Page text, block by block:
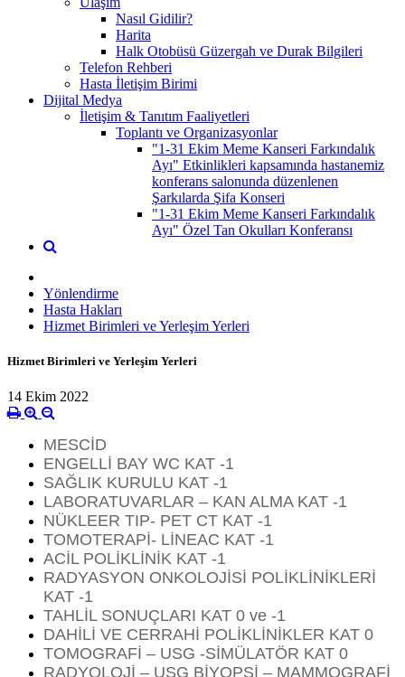
Nasıl Gidilir?
Harita
Halk Otobüsü Güzergah ve Durak Bilgileri
Telefon Rehberi
Hasta İletişim Birimi
Dijital Medya
İletişim & Tanıtım Faaliyetleri
Toplantı ve Organizasyonlar
"1-31 Ekim Meme Kanseri Farkındalık
Ayı" Etkinlikleri kapsamında hastanemiz
konferans salonunda düzenlenen
Şarkılarda Şifa Konseri
"1-31 Ekim Meme Kanseri Farkındalık
Ayı" Özel Tan Okulları Konferansı
Yönlendirme
Hasta Hakları
Hizmet Birimleri ve Yerleşim Yerleri
Hizmet Birimleri ve Yerleşim Yerleri
14 Ekim 2022
MESCİD
ENGELLİ BAY WC KAT -1
SAĞLIK KURULU KAT -1
LABORATUVARLAR – KAN ALMA KAT -1
NÜKLEER TIP- PET CT KAT -1
TOMOTERAPİ- LİNEAC KAT -1
ACİL POLİKLİNİK KAT -1
RADYASYON ONKOLOJİSİ POLİKLİNİKLERİ
KAT -1
TAHLİL SONUÇLARI KAT 0 ve -1
DAHİLİ VE CERRAHİ POLİKLİNİKLER KAT 0
TOMOGRAFİ – USG -SİMÜLATÖR KAT 0
RADYOLOJİ – USG BİYOPSİ – MAMMOGRAFİ